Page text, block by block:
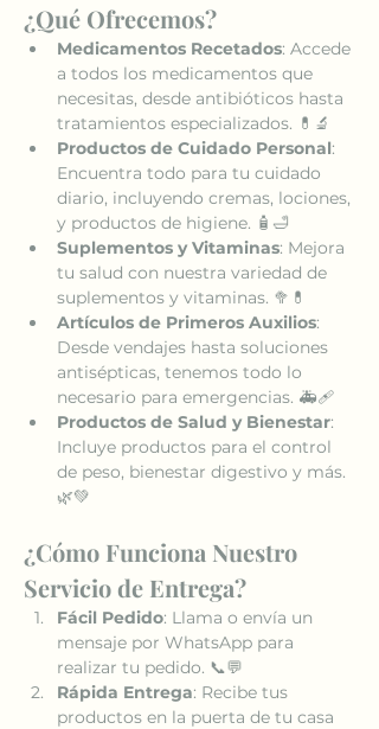
¿Qué Ofrecemos?
Medicamentos Recetados: Accede
a todos los medicamentos que
necesitas, desde antibióticos hasta
tratamientos especializados. 💊🔬
Productos de Cuidado Personal:
Encuentra todo para tu cuidado
diario, incluyendo cremas, lociones,
y productos de higiene. 🧴🛁
Suplementos y Vitaminas: Mejora
tu salud con nuestra variedad de
suplementos y vitaminas. 🥦💊
Artículos de Primeros Auxilios:
Desde vendajes hasta soluciones
antisépticas, tenemos todo lo
necesario para emergencias. 🚑🩹
Productos de Salud y Bienestar:
Incluye productos para el control
de peso, bienestar digestivo y más.
🌿💚
¿Cómo Funciona Nuestro
Servicio de Entrega?
Fácil Pedido: Llama o envía un
mensaje por WhatsApp para
realizar tu pedido. 📞💬
Rápida Entrega: Recibe tus
productos en la puerta de tu casa